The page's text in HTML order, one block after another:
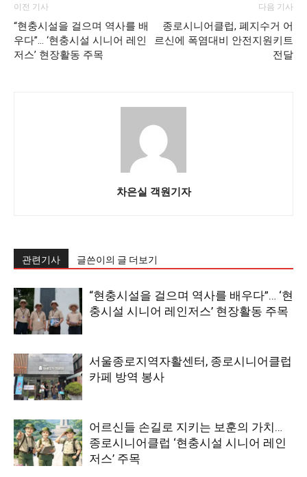
이전 기사
“현충시설을 걸으며 역사를 배
우다”… ‘현충시설 시니어 레인
저스’ 현장활동 주목
다음 기사
종로시니어클럽, 폐지수거 어
르신에 폭염대비 안전지원키트
전달
차은실 객원기자
관련기사 글쓴이의 글 더보기
“현충시설을 걸으며 역사를 배우다”… ‘현
충시설 시니어 레인저스’ 현장활동 주목
서울종로지역자활센터, 종로시니어클럽
카페 방역 봉사
어르신들 손길로 지키는 보훈의 가치…
종로시니어클럽 ‘현충시설 시니어 레인
저스’ 주목